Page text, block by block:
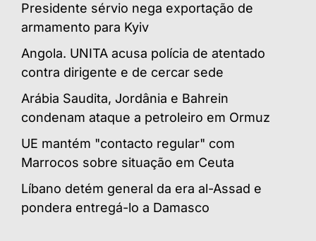
Presidente sérvio nega exportação de
armamento para Kyiv
Angola. UNITA acusa polícia de atentado
contra dirigente e de cercar sede
Arábia Saudita, Jordânia e Bahrein
condenam ataque a petroleiro em Ormuz
UE mantém "contacto regular" com
Marrocos sobre situação em Ceuta
Líbano detém general da era al-Assad e
pondera entregá-lo a Damasco